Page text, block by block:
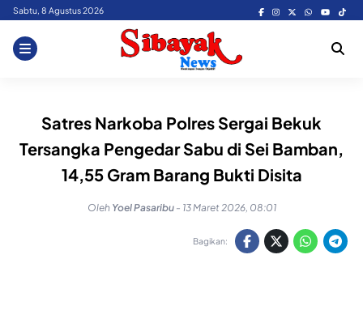
Skip
content
Sabtu, 8 Agustus 2026
Satres Narkoba Polres Sergai Bekuk
Tersangka Pengedar Sabu di Sei Bamban,
14,55 Gram Barang Bukti Disita
Oleh Yoel Pasaribu - 13 Maret 2026, 08:01
Bagikan: